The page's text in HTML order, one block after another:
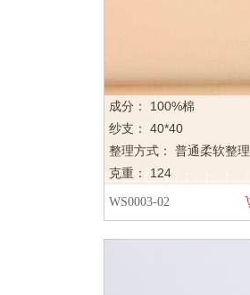
成分： 100%棉
纱支： 40*40
整理方式： 普通柔软整理
克重： 124
WS0003-02